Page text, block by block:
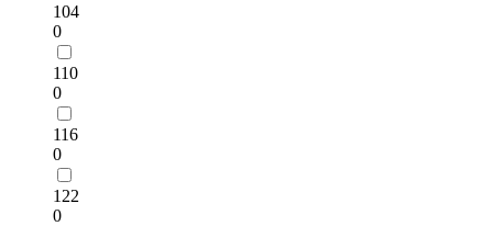
104
0
110
0
116
0
122
0